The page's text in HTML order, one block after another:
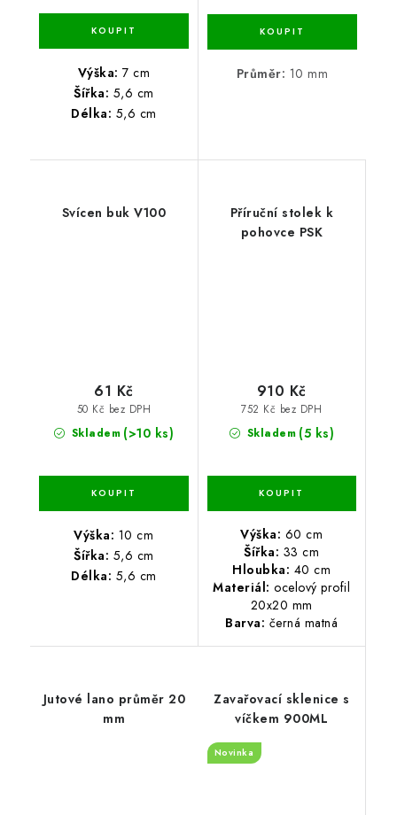
Výška: 7 cm
Šířka: 5,6 cm
Délka: 5,6 cm
Průměr: 10 mm
Svícen buk V100
Skladem (>10 ks)
50 Kč bez DPH
61 Kč
Výška: 10 cm
Šířka: 5,6 cm
Délka: 5,6 cm
Příruční stolek k
pohovce PSK
Skladem (5 ks)
752 Kč bez DPH
910 Kč
Výška: 60 cm
Šířka: 33 cm
Hloubka: 40 cm
Materiál: ocelový profil
20x20 mm
Barva: černá matná
Jutové lano průměr 20
mm
Zavařovací sklenice s
víčkem 900ML
Novinka